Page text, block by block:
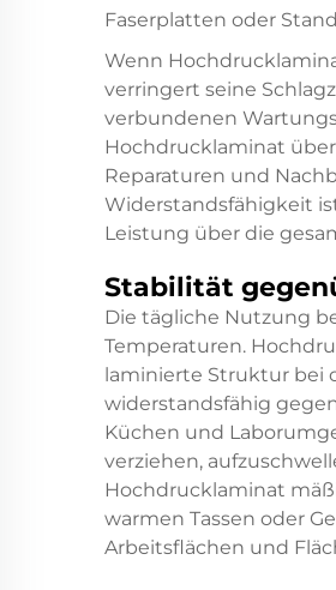
Faserplatten oder
Wenn
verringert seine
verbundenen
Hochdrucklaminat
Reparaturen und
Widerstandsfähigkeit
Leistung über die
Stabilität
Die tägliche Nutzung
Temperaturen.
laminierte Struktur bei
widerstandsfähig
Küchen und
verziehen,
Hochdrucklaminat
warmen Tassen oder
Arbeitsflächen und